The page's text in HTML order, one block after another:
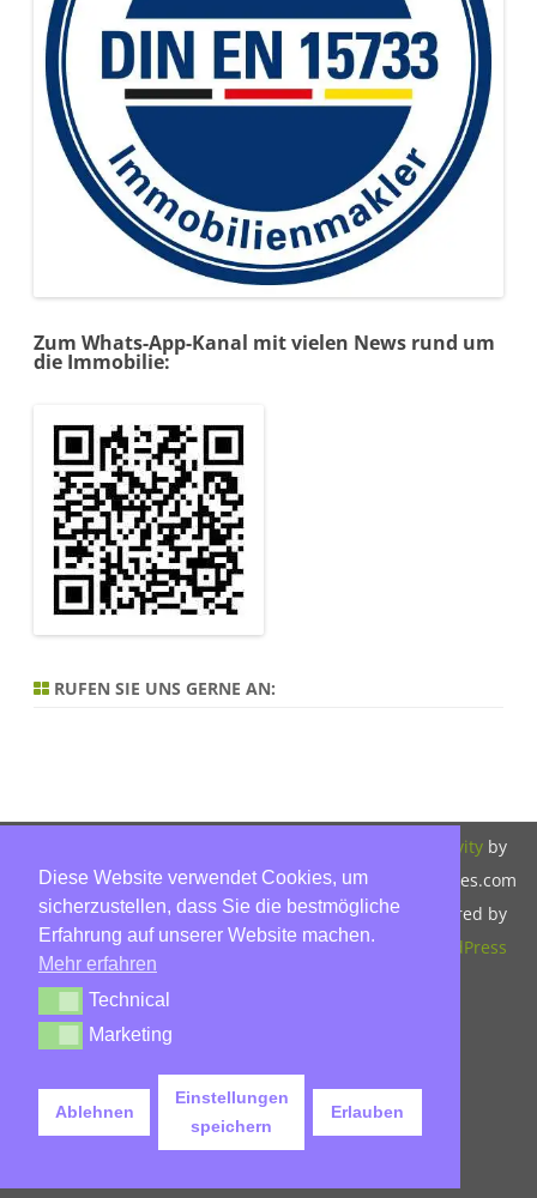
Zum Whats-App-Kanal mit vielen News rund um
die Immobilie:
RUFEN SIE UNS GERNE AN:
Hinnerk Warter,
Warter-
Immobilien,
Lübeck, Tel: 0451-
30503930, Mobil:
info@warter-
unsere
Datenschutzerklärung.
ZeroGravityby
GalussoThemes.com
Powered by
WordPress
Diese Website verwendet Cookies, um
sicherzustellen, dass Sie die bestmögliche
Erfahrung auf unserer Website machen.
Mehr erfahren
TechnicalTechnical
MarketingMarketing
Ablehnen
Einstellungen
speichern
Erlauben